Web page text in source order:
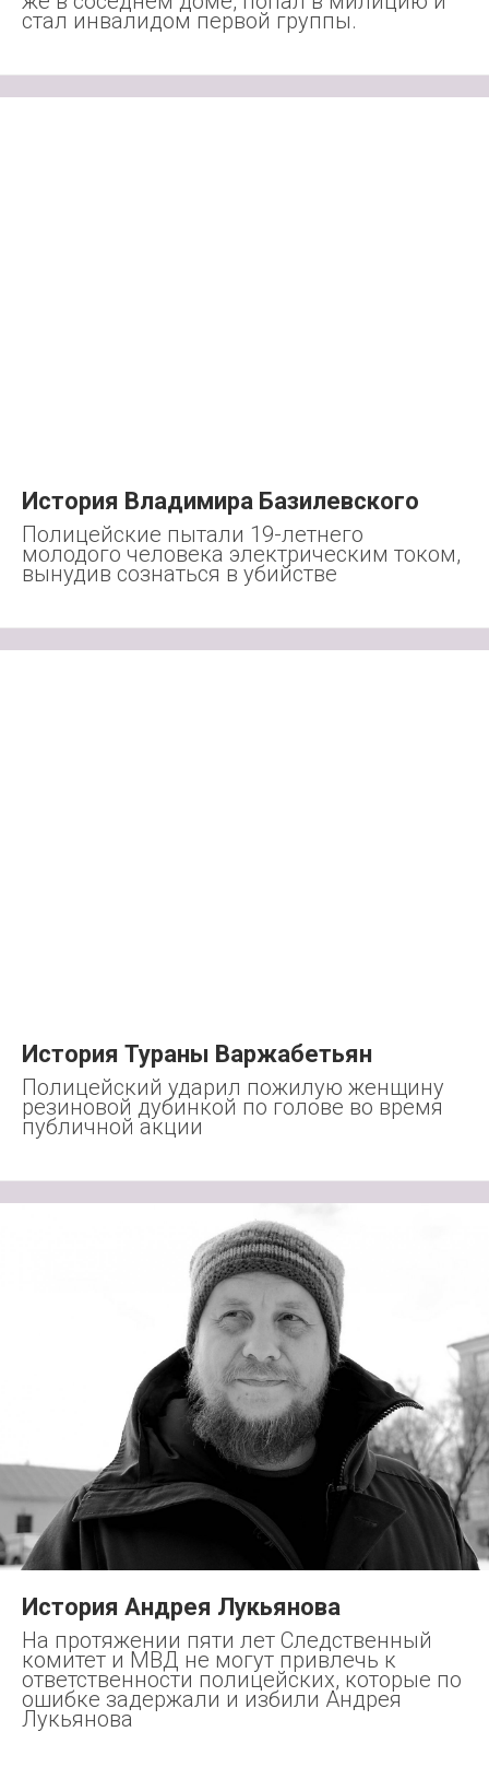
стал инвалидом первой группы.
История Владимира Базилевского
Полицейские пытали 19-летнего
молодого человека электрическим током,
вынудив сознаться в убийстве
История Тураны Варжабетьян
Полицейский ударил пожилую женщину
резиновой дубинкой по голове во время
публичной акции
История Андрея Лукьянова
На протяжении пяти лет Следственный
комитет и МВД не могут привлечь к
ответственности полицейских, которые по
ошибке задержали и избили Андрея
Лукьянова